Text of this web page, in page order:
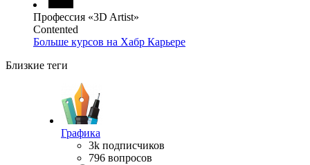
Профессия «3D Artist»
Contented
Больше курсов на Хабр Карьере
Близкие теги
Графика
3k подписчиков
796 вопросов